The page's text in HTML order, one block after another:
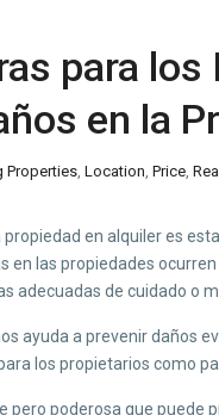
para
en la
Properties, Location, Price,
en alquiler es
en las propiedades
adecuadas de cuidado o
ayuda a prevenir daños
los propietarios como
pero poderosa que puede